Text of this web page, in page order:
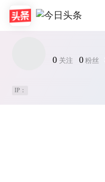
0 关注 0 粉丝
IP：